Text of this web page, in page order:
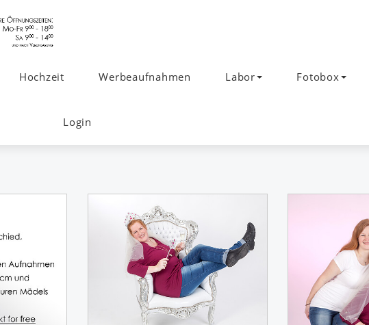
Hochzeit Werbeaufnahmen Labor Fotobox
Login